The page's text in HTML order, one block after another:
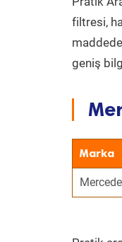
filtresi,
geniş
Marka